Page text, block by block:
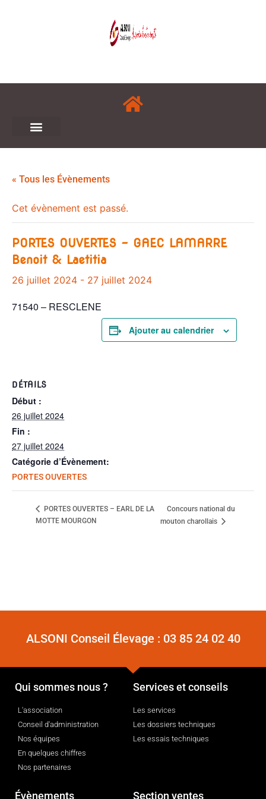
« Tous les Évènements
Cet évènement est passé.
PORTES OUVERTES – GAEC LAMARRE
Benoit & Laetitia
26 juillet 2024 - 27 juillet 2024
71540 – RESCLENE
Ajouter au calendrier
DÉTAILS
Début :
26 juillet 2024
Fin :
27 juillet 2024
Catégorie d’Évènement:
PORTES OUVERTES
PORTES OUVERTES – EARL DE LA
MOTTE MOURGON
Concours national du
mouton charollais
ALSONI Conseil Élevage : 03 85 24 02 40
Qui sommes nous ?
L'association
Conseil d'administration
Nos équipes
En quelques chiffres
Nos partenaires
Services et conseils
Les services
Les dossiers techniques
Les essais techniques
Évènements Section ventes